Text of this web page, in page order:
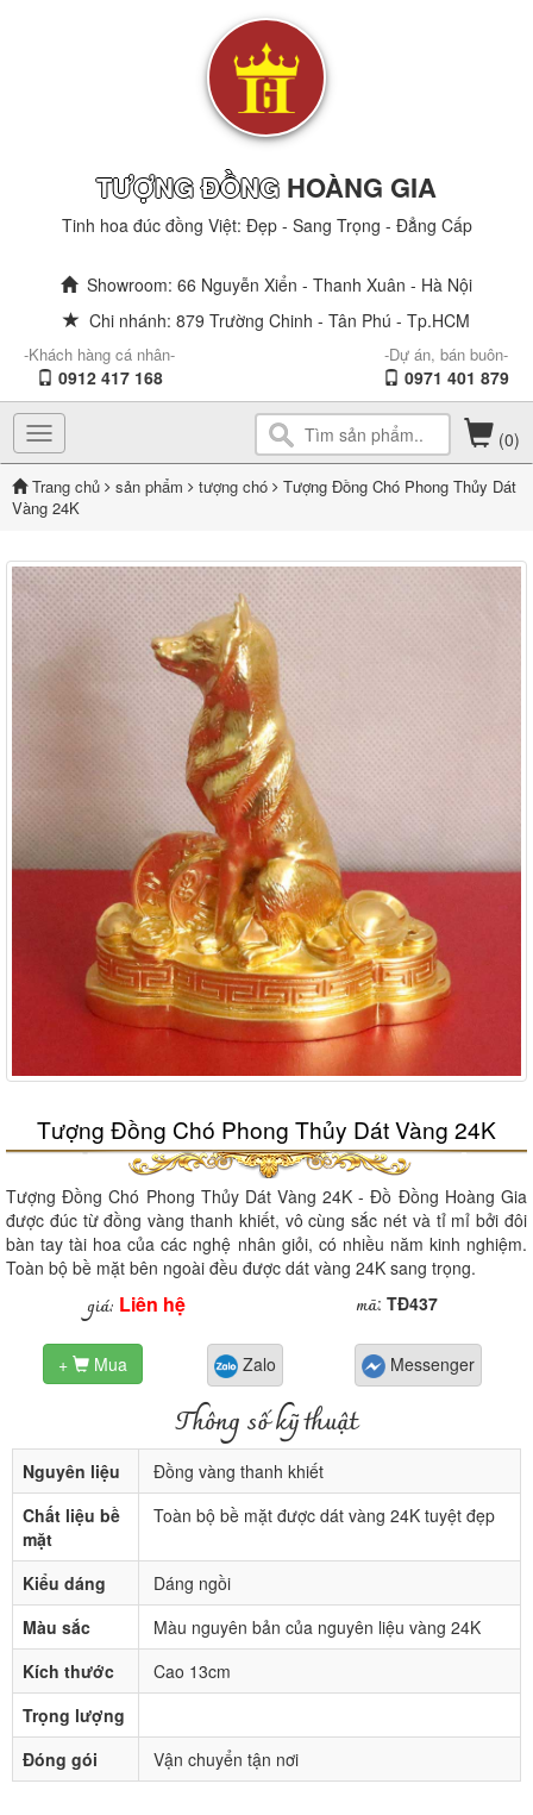
TƯỢNG ĐỒNG HOÀNG GIA
Tinh hoa đúc đồng Việt: Đẹp - Sang Trọng - Đẳng Cấp
Showroom: 66 Nguyễn Xiển - Thanh Xuân - Hà Nội
Chi nhánh: 879 Trường Chinh - Tân Phú - Tp.HCM
-Khách hàng cá nhân-
0912 417 168
-Dự án, bán buôn-
0971 401 879
Toggle
navigation
(0)
Trang chủ sản phẩm tượng chó
Tượng Đồng Chó Phong Thủy Dát
Vàng 24K
Tượng Đồng Chó Phong Thủy Dát Vàng 24K
Tượng Đồng Chó Phong Thủy Dát Vàng 24K - Đồ Đồng Hoàng Gia
được đúc từ đồng vàng thanh khiết, vô cùng sắc nét và tỉ mỉ bởi đôi
bàn tay tài hoa của các nghệ nhân giỏi, có nhiều năm kinh nghiệm.
Toàn bộ bề mặt bên ngoài đều được dát vàng 24K sang trọng.
giá: Liên hệ mã: TĐ437
+ Mua Zalo Messenger
Thông số kỹ thuật
Nguyên liệu
Đồng vàng thanh khiết
Chất liệu bề
mặt
Toàn bộ bề mặt được dát vàng 24K tuyệt đẹp
Kiểu dáng
Dáng ngồi
Màu sắc
Màu nguyên bản của nguyên liệu vàng 24K
Kích thước
Cao 13cm
Trọng lượng
Đóng gói
Vận chuyển tận nơi